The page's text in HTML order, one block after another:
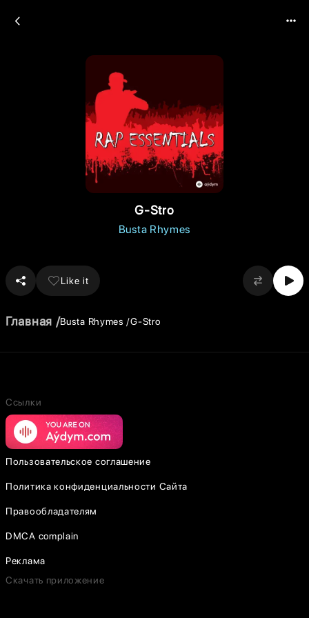
G-Stro
Busta Rhymes
Like it
Главная Busta Rhymes G-Stro
Ссылки
Пользовательское соглашение
Политика конфиденциальности Сайта
Правообладателям
DMCA complain
Реклама
Скачать приложение